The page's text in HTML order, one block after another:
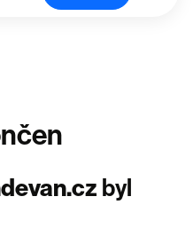
byl